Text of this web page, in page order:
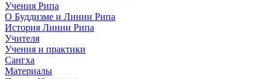
Учения Рипа
О Буддизме и Линии Рипа
История Линии Рипа
Учителя
Учения и практики
Сангха
Материалы